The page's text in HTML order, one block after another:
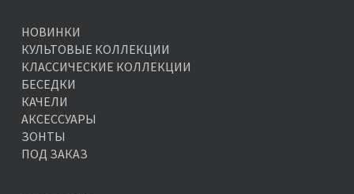
НОВИНКИ
КУЛЬТОВЫЕ КОЛЛЕКЦИИ
КЛАССИЧЕСКИЕ КОЛЛЕКЦИИ
БЕСЕДКИ
КАЧЕЛИ
АКСЕССУАРЫ
ЗОНТЫ
ПОД ЗАКАЗ